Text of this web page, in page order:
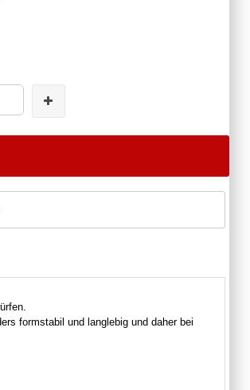
formstabil und langlebig und daher bei